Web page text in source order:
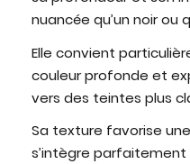
nuancée qu’un noir ou
Elle convient
couleur profonde et
vers des teintes plus
Sa texture favorise
s’intègre